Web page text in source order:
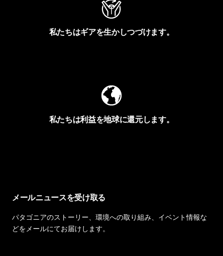
私たちはギアを生かしつづけます。
私たちは利益を地球に還元します。
メールニュースを受け取る
パタゴニアのストーリー、環境への取り組み、イベント情報な
どをメールにてお届けします。